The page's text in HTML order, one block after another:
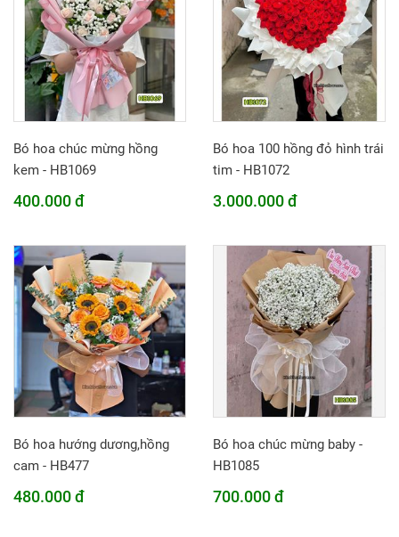
Bó hoa chúc mừng hồng
kem - HB1069
400.000 đ
Bó hoa 100 hồng đỏ hình trái
tim - HB1072
3.000.000 đ
Bó hoa hướng dương,hồng
cam - HB477
480.000 đ
Bó hoa chúc mừng baby -
HB1085
700.000 đ